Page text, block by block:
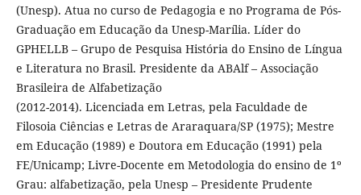
(Unesp). Atua no curso de Pedagogia e no Programa de Pós-
Graduação em Educação da Unesp-Marília. Líder do
GPHELLB – Grupo de Pesquisa História do Ensino de Língua
e Literatura no Brasil. Presidente da ABAlf – Associação
Brasileira de Alfabetização
(2012-2014). Licenciada em Letras, pela Faculdade de
Filosoia Ciências e Letras de Araraquara/SP (1975); Mestre
em Educação (1989) e Doutora em Educação (1991) pela
FE/Unicamp; Livre-Docente em Metodologia do ensino de 1º
Grau: alfabetização, pela Unesp – Presidente Prudente